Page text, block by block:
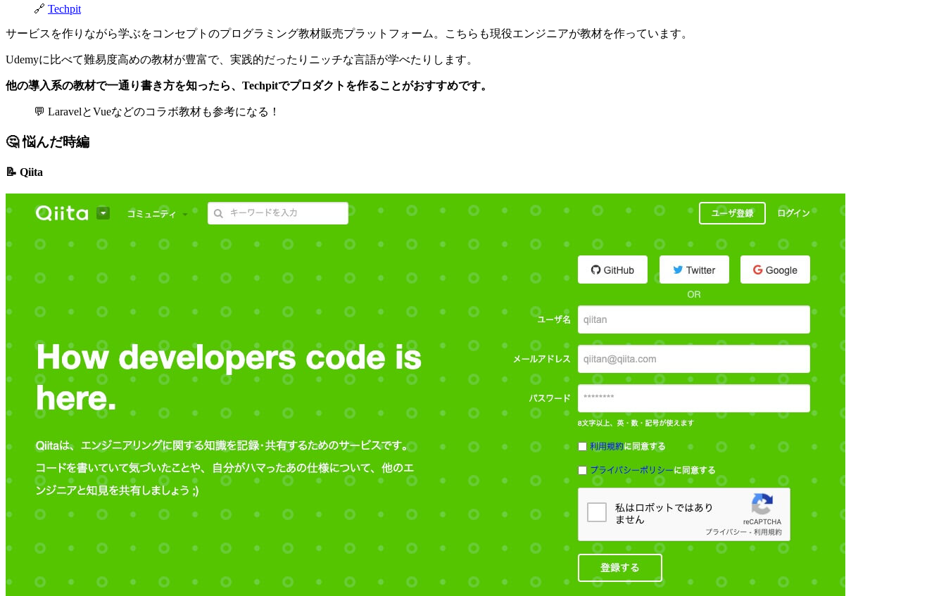
🔗 Techpit
サービスを作りながら学ぶをコンセプトのプログラミング教材販売プラットフォーム。こちらも現役エンジニアが教材を作っています。
Udemyに比べて難易度高めの教材が豊富で、実践的だったりニッチな言語が学べたりします。
他の導入系の教材で一通り書き方を知ったら、Techpitでプロダクトを作ることがおすすめです。
💬 LaravelとVueなどのコラボ教材も参考になる！
🤔 悩んだ時編
📝 Qiita